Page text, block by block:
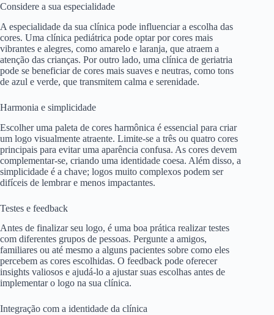
Considere a sua especialidade
A especialidade da sua clínica pode influenciar a escolha das
cores. Uma clínica pediátrica pode optar por cores mais
vibrantes e alegres, como amarelo e laranja, que atraem a
atenção das crianças. Por outro lado, uma clínica de geriatria
pode se beneficiar de cores mais suaves e neutras, como tons
de azul e verde, que transmitem calma e serenidade.
Harmonia e simplicidade
Escolher uma paleta de cores harmônica é essencial para criar
um logo visualmente atraente. Limite-se a três ou quatro cores
principais para evitar uma aparência confusa. As cores devem
complementar-se, criando uma identidade coesa. Além disso, a
simplicidade é a chave; logos muito complexos podem ser
difíceis de lembrar e menos impactantes.
Testes e feedback
Antes de finalizar seu logo, é uma boa prática realizar testes
com diferentes grupos de pessoas. Pergunte a amigos,
familiares ou até mesmo a alguns pacientes sobre como eles
percebem as cores escolhidas. O feedback pode oferecer
insights valiosos e ajudá-lo a ajustar suas escolhas antes de
implementar o logo na sua clínica.
Integração com a identidade da clínica